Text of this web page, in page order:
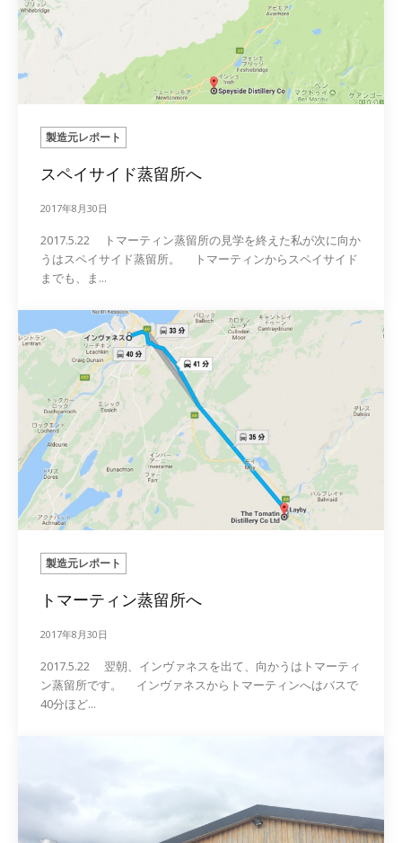
製造元レポート
スペイサイド蒸留所へ
2017年8月30日
2017.5.22 トマーティン蒸留所の見学を終えた私が次に向か
うはスペイサイド蒸留所。 トマーティンからスペイサイド
までも、ま...
製造元レポート
トマーティン蒸留所へ
2017年8月30日
2017.5.22 翌朝、インヴァネスを出て、向かうはトマーティ
ン蒸留所です。 インヴァネスからトマーティンへはバスで
40分ほど...